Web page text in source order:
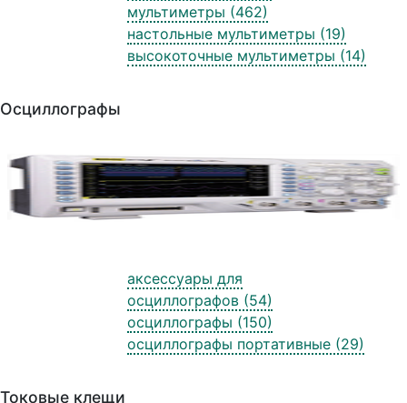
мультиметры (462)
настольные мультиметры (19)
высокоточные мультиметры (14)
Осциллографы
аксессуары для
осциллографов (54)
осциллографы (150)
осциллографы портативные (29)
Токовые клещи